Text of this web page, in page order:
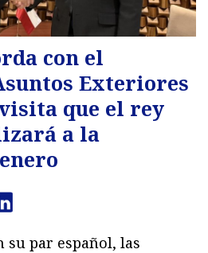
con el
Exteriores
que el rey
a la
su par español, las